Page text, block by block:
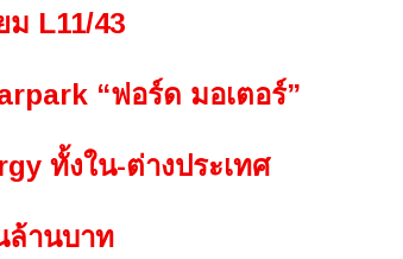
ม L11/43
“ฟอร์ด มอเตอร์”
ทั้งใน-ต่างประเทศ
ล้านบาท